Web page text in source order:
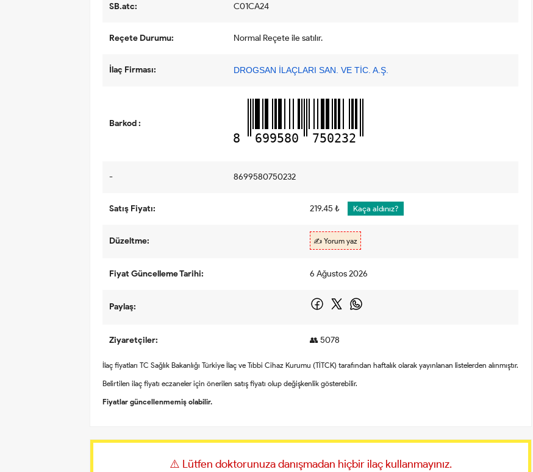
SB.atc: C01CA24
Reçete Durumu: Normal Reçete ile satılır.
İlaç Firması: DROGSAN İLAÇLARI SAN. VE TİC. A.Ş.
Barkod :
8 699580 750232
- 8699580750232
Satış Fiyatı: 219.45 ₺ Kaça aldınız?
Düzeltme: ✍️ Yorum yaz
Fiyat Güncelleme Tarihi: 6 Ağustos 2026
Paylaş:
Ziyaretçiler: 👥 5078
İlaç fiyatları TC Sağlık Bakanlığı Türkiye İlaç ve Tıbbi Cihaz Kurumu (TİTCK) tarafından haftalık olarak yayınlanan listelerden alınmıştır.
Belirtilen ilaç fiyatı eczaneler için önerilen satış fiyatı olup değişkenlik gösterebilir.
Fiyatlar güncellenmemiş olabilir.
⚠️ Lütfen doktorunuza danışmadan hiçbir ilaç kullanmayınız.